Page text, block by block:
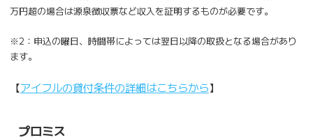
万円超の場合は源泉徴収票など収入を証明するものが必要です。
※2：申込の曜日、時間帯によっては翌日以降の取扱となる場合があり
ます。
【アイフルの貸付条件の詳細はこちらから】
プロミス